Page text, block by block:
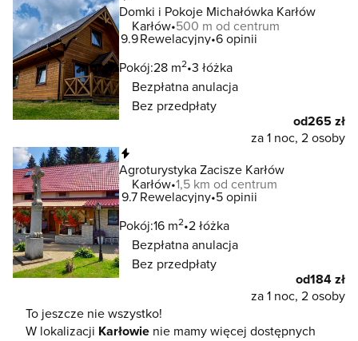
Domki i Pokoje Michałówka Karłów
Karłów 500 m od centrum
9.9Rewelacyjny 6 opinii
Pokój:28 m2 3 łóżka
Bezpłatna anulacja
Bez przedpłaty
od265 zł
za 1 noc, 2 osoby
Agroturystyka Zacisze Karłów
Karłów 1,5 km od centrum
9.7Rewelacyjny 5 opinii
Pokój:16 m2 2 łóżka
Bezpłatna anulacja
Bez przedpłaty
od184 zł
za 1 noc, 2 osoby
To jeszcze nie wszystko!
W lokalizacji Karłowie nie mamy więcej dostępnych